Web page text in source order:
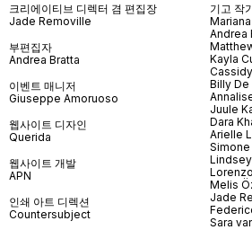
크리에이티브 디렉터 겸 편집장
Jade Removille
부편집자
Andrea Bratta
이벤트 매니저
Giuseppe Amoruoso
웹사이트 디자인
Querida
웹사이트 개발
APN
인쇄 아트 디렉션
Countersubject
기고 작
Andrea
Kayla
Billy De
Juule
Dara
Arielle
Melis
Jade
Sara